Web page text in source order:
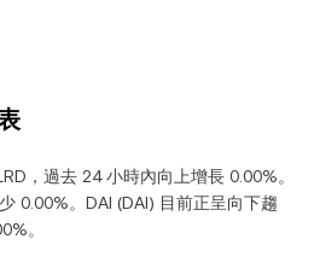
，過去 24 小時內向上增長 0.00%。
0.00%。DAI (DAI) 目前正呈向下趨
。